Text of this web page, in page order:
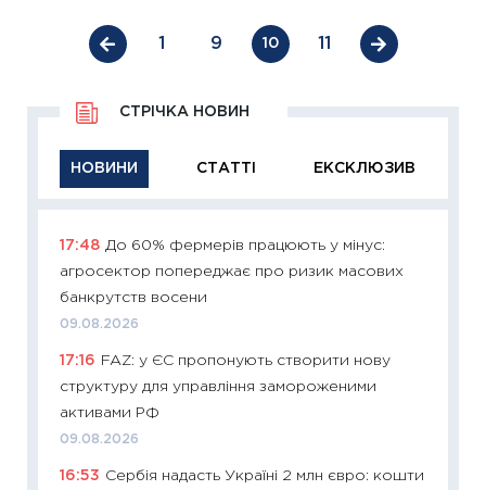
1 9 10 11
НОВИНИ СТАТТІ ЕКСКЛЮЗИВ
СТРІЧКА НОВИН
17:48 До 60% фермерів працюють у мінус:
агросектор попереджає про ризик масових
банкрутств восени
09.08.2026
17:16
FAZ: у ЄС пропонують створити нову
структуру для управління замороженими
активами РФ
09.08.2026
16:53 Сербія надасть Україні 2 млн євро: кошти